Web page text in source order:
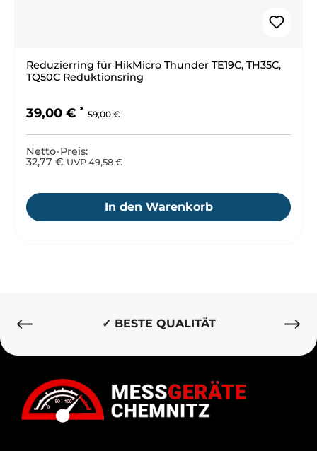
Reduzierring für HikMicro Thunder TE19C, TH35C,
TQ50C Reduktionsring
Verkaufspreis:
39,00 € Regulärer Preis:
59,00 €
Netto-Preis:
32,77 € UVP 49,58 €
In den Warenkorb
✓ BESTE QUALITÄT